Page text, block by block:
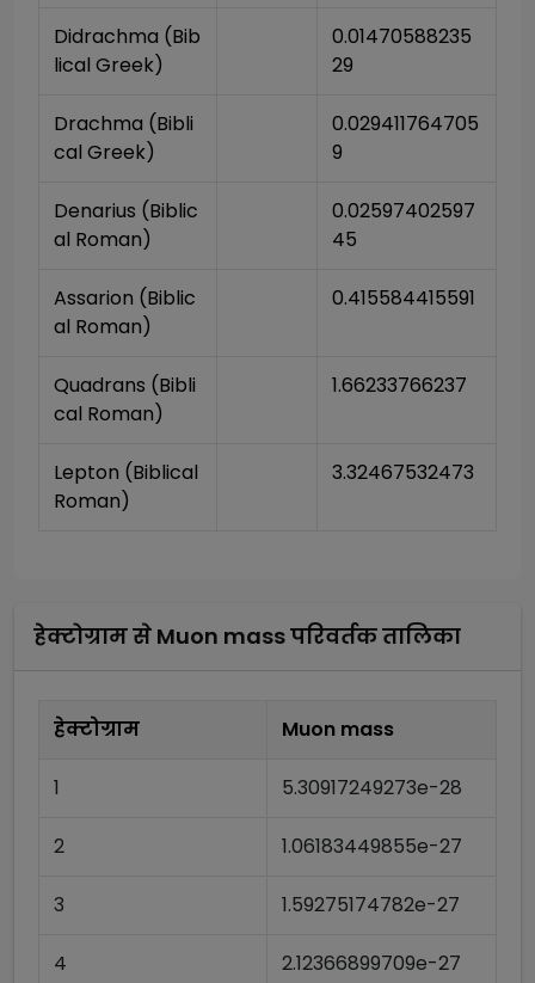
Didrachma (Bib
lical Greek)
0.01470588235
29
Drachma (Bibli
cal Greek)
0.029411764705
9
Denarius (Biblic
al Roman)
0.02597402597
45
Assarion (Biblic
al Roman)
0.415584415591
Quadrans (Bibli
cal Roman)
1.66233766237
Lepton (Biblical
Roman)
3.32467532473
हेक्टोग्रामसे Muon massपरिवर्तक तालिका
हेक्टोग्राम Muon mass
1 5.30917249273e-28
2 1.06183449855e-27
3 1.59275174782e-27
4 2.12366899709e-27